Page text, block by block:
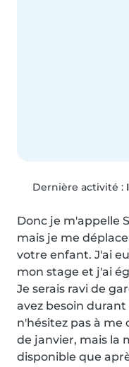
Dernière activité :
Donc je m'appelle
mais je me
votre enfant. J'ai
mon stage et j'ai
Je serais ravi de
avez besoin durant
n'hésitez pas à
de janvier, mais la
disponible que